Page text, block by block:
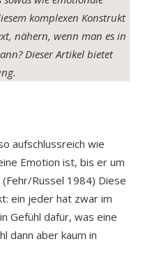
komplexen Konstrukt
nähern, wenn man es in
Dieser Artikel bietet
aufschlussreich wie
Emotion ist, bis er um
Russel 1984) Diese
ein jeder hat zwar im
Gefühl dafür, was eine
dann aber kaum in